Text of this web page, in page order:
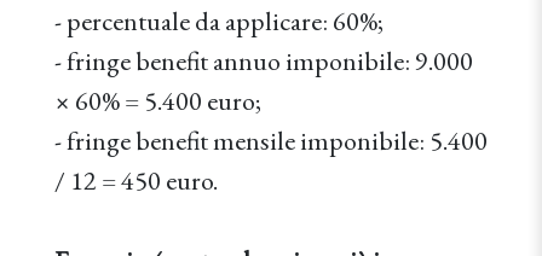
- percentuale da applicare: 60%;
- fringe benefit annuo imponibile: 9.000
× 60% = 5.400 euro;
- fringe benefit mensile imponibile: 5.400
/ 12 = 450 euro.